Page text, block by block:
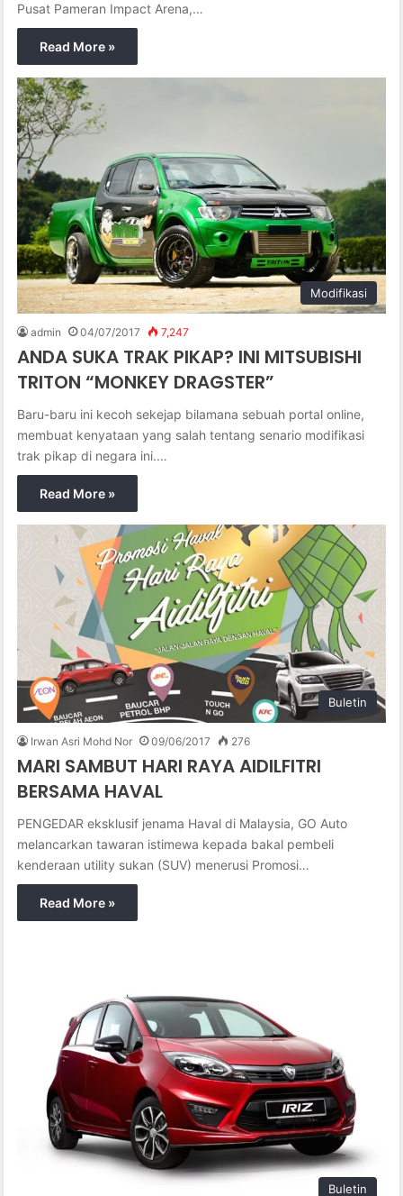
Pusat Pameran Impact Arena,…
Read More »
Modifikasi
admin 04/07/2017 7,247
ANDA SUKA TRAK PIKAP? INI MITSUBISHI
TRITON “MONKEY DRAGSTER”
Baru-baru ini kecoh sekejap bilamana sebuah portal online,
membuat kenyataan yang salah tentang senario modifikasi
trak pikap di negara ini.…
Read More »
Buletin
Irwan Asri Mohd Nor 09/06/2017 276
MARI SAMBUT HARI RAYA AIDILFITRI
BERSAMA HAVAL
PENGEDAR eksklusif jenama Haval di Malaysia, GO Auto
melancarkan tawaran istimewa kepada bakal pembeli
kenderaan utility sukan (SUV) menerusi Promosi…
Read More »
Buletin